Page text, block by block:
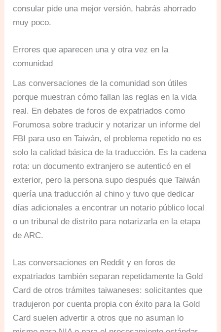
consular pide una mejor versión, habrás ahorrado
muy poco.
Errores que aparecen una y otra vez en la
comunidad
Las conversaciones de la comunidad son útiles
porque muestran cómo fallan las reglas en la vida
real. En debates de foros de expatriados como
Forumosa sobre traducir y notarizar un informe del
FBI para uso en Taiwán, el problema repetido no es
solo la calidad básica de la traducción. Es la cadena
rota: un documento extranjero se autenticó en el
exterior, pero la persona supo después que Taiwán
quería una traducción al chino y tuvo que dedicar
días adicionales a encontrar un notario público local
o un tribunal de distrito para notarizarla en la etapa
de ARC.
Las conversaciones en Reddit y en foros de
expatriados también separan repetidamente la Gold
Card de otros trámites taiwaneses: solicitantes que
tradujeron por cuenta propia con éxito para la Gold
Card suelen advertir a otros que no asuman lo